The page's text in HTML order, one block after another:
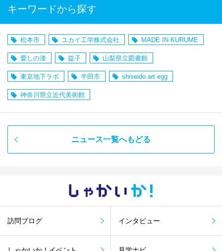
キーワードから探す
松本市 ユカイ工学株式会社 MADE IN KURUME
愛しの漆 益子 山梨県立図書館
東京地下ラボ 半田市 shiseido art egg
神奈川県立近代美術館
ニュース一覧へもどる
しゃかい か！
訪問ブログ インタビュー